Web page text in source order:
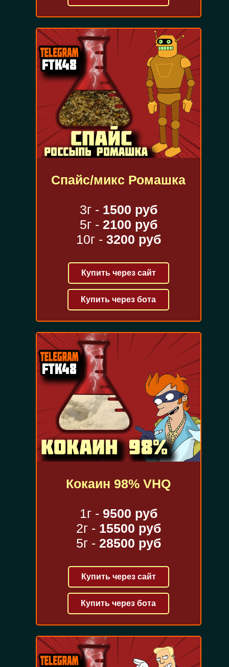
Спайс/микс Ромашка
3г - 1500 руб
5г - 2100 руб
10г - 3200 руб
Купить через сайт
Купить через бота
Кокаин 98% VHQ
1г - 9500 руб
2г - 15500 руб
5г - 28500 руб
Купить через сайт
Купить через бота